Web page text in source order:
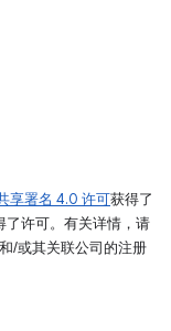
享署名 4.0 许可获得了
了许可。有关详情，请
/或其关联公司的注册